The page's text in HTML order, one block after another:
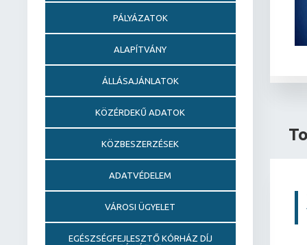
PÁLYÁZATOK
ALAPÍTVÁNY
ÁLLÁSAJÁNLATOK
KÖZÉRDEKŰ ADATOK
KÖZBESZERZÉSEK
ADATVÉDELEM
VÁROSI ÜGYELET
EGÉSZSÉGFEJLESZTŐ KÓRHÁZ DÍJ